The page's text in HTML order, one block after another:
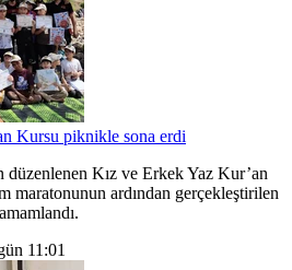
Kursu piknikle sona erdi
Kız ve Erkek Yaz Kur’an
maratonunun ardından gerçekleştirilen
11:01